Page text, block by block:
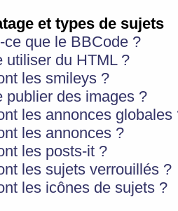
et types de sujets
ce que le BBCode ?
utiliser du HTML ?
les smileys ?
publier des images ?
les annonces globales
les annonces ?
les posts-it ?
les sujets verrouillés ?
les icônes de sujets ?